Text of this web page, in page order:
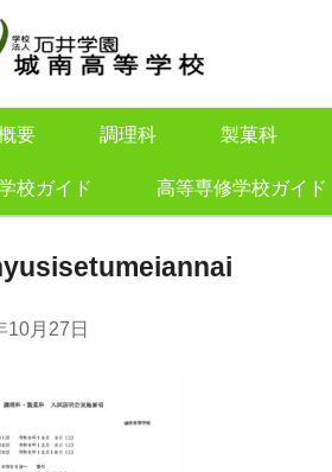
要 調理科 製菓科
校ガイド 高等専修学校ガイド
10月27日